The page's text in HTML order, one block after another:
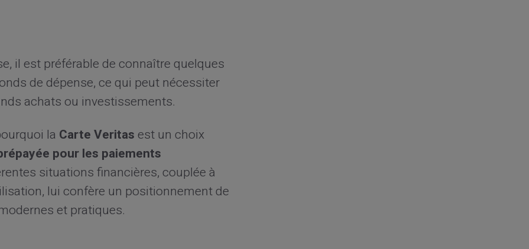
il est préférable de connaître quelques
de dépense, ce qui peut nécessiter
achats ou investissements.
la Carte Veritasest un choix
pour les paiements
situations financières, couplée à
lui confère un positionnement de
et pratiques.